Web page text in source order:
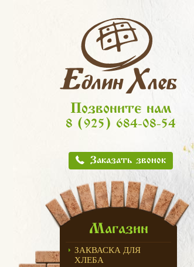
Позвоните нам
8 (925) 684-08-54
Заказать звонок
Магазин
ЗАКВАСКА ДЛЯ
ХЛЕБА